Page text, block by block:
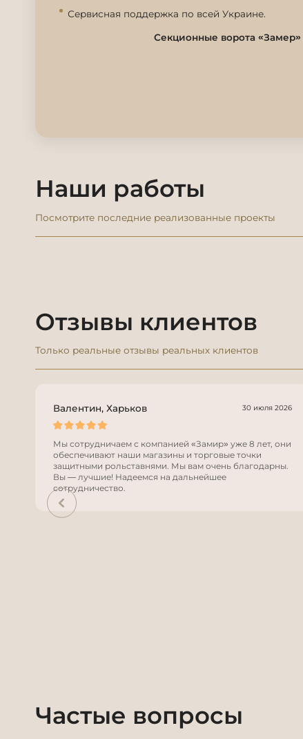
Сервисная поддержка по всей Украине.
Секционные ворота «Замер»
Наши работы
Посмотрите последние реализованные проекты
Отзывы клиентов
Только реальные отзывы реальных клиентов
Валентин, Харьков 30 июля 2026
Мы сотрудничаем с компанией «Замир» уже 8 лет, они
обеспечивают наши магазины и торговые точки
защитными рольставнями. Мы вам очень благодарны.
Вы — лучшие! Надеемся на дальнейшее
сотрудничество.
Частые вопросы